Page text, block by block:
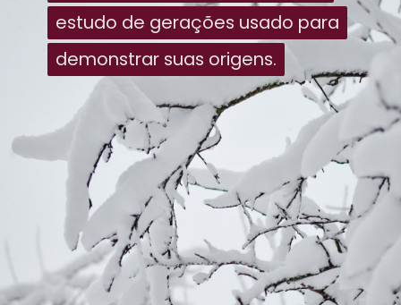
estudo de gerações usado para
demonstrar suas origens.
estudo de gerações usado para
demonstrar suas origens.